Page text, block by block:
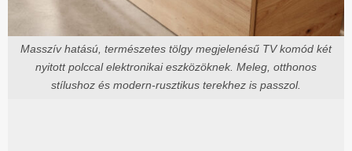
Masszív hatású, természetes tölgy megjelenésű TV komód két
nyitott polccal elektronikai eszközöknek. Meleg, otthonos
stílushoz és modern-rusztikus terekhez is passzol.